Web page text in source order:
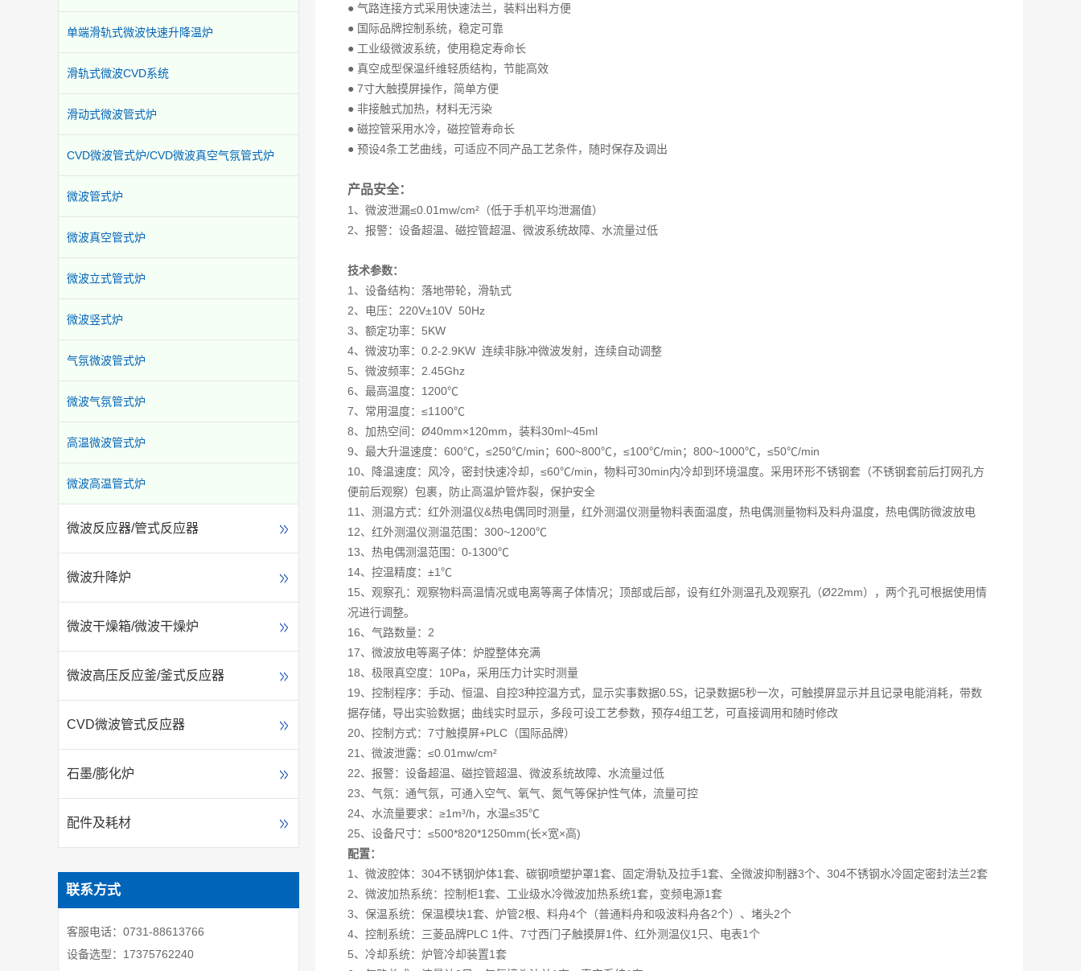
单端滑轨式微波快速升降温炉
滑轨式微波CVD系统
滑动式微波管式炉
CVD微波管式炉/CVD微波真空气氛管式炉
微波管式炉
微波真空管式炉
微波立式管式炉
微波竖式炉
气氛微波管式炉
微波气氛管式炉
高温微波管式炉
微波高温管式炉
微波反应器/管式反应器
微波升降炉
微波干燥箱/微波干燥炉
微波高压反应釜/釜式反应器
CVD微波管式反应器
石墨/膨化炉
配件及耗材
联系方式
客服电话：0731-88613766
设备选型：17375762240
● 气路连接方式采用快速法兰，装料出料方便
● 国际品牌控制系统，稳定可靠
● 工业级微波系统，使用稳定寿命长
● 真空成型保温纤维轻质结构，节能高效
● 7寸大触摸屏操作，简单方便
● 非接触式加热，材料无污染
● 磁控管采用水冷，磁控管寿命长
● 预设4条工艺曲线，可适应不同产品工艺条件，随时保存及调出
产品安全：
1、微波泄漏≤0.01mw/cm²（低于手机平均泄漏值）
2、报警：设备超温、磁控管超温、微波系统故障、水流量过低
技术参数：
1、设备结构：落地带轮，滑轨式
2、电压：220V±10V 50Hz
3、额定功率：5KW
4、微波功率：0.2-2.9KW 连续非脉冲微波发射，连续自动调整
5、微波频率：2.45Ghz
6、最高温度：1200℃
7、常用温度：≤1100℃
8、加热空间：Ø40mm×120mm，装料30ml~45ml
9、最大升温速度：600℃，≤250℃/min；600~800℃，≤100℃/min；800~1000℃，≤50℃/min
10、降温速度：风冷，密封快速冷却，≤60℃/min，物料可30min内冷却到环境温度。采用环形不锈钢套（不锈钢套前后打网孔方
便前后观察）包裹，防止高温炉管炸裂，保护安全
11、测温方式：红外测温仪&热电偶同时测量，红外测温仪测量物料表面温度，热电偶测量物料及料舟温度，热电偶防微波放电
12、红外测温仪测温范围：300~1200℃
13、热电偶测温范围：0-1300℃
14、控温精度：±1℃
15、观察孔：观察物料高温情况或电离等离子体情况；顶部或后部，设有红外测温孔及观察孔（Ø22mm），两个孔可根据使用情
况进行调整。
16、气路数量：2
17、微波放电等离子体：炉膛整体充满
18、极限真空度：10Pa，采用压力计实时测量
19、控制程序：手动、恒温、自控3种控温方式，显示实事数据0.5S，记录数据5秒一次，可触摸屏显示并且记录电能消耗，带数
据存储，导出实验数据；曲线实时显示，多段可设工艺参数，预存4组工艺，可直接调用和随时修改
20、控制方式：7寸触摸屏+PLC（国际品牌）
21、微波泄露：≤0.01mw/cm²
22、报警：设备超温、磁控管超温、微波系统故障、水流量过低
23、气氛：通气氛，可通入空气、氧气、氮气等保护性气体，流量可控
24、水流量要求：≥1m³/h，水温≤35℃
25、设备尺寸：≤500*820*1250mm(长×宽×高)
配置：
1、微波腔体：304不锈钢炉体1套、碳钢喷塑护罩1套、固定滑轨及拉手1套、全微波抑制器3个、304不锈钢水冷固定密封法兰2套
2、微波加热系统：控制柜1套、工业级水冷微波加热系统1套，变频电源1套
3、保温系统：保温模块1套、炉管2根、料舟4个（普通料舟和吸波料舟各2个）、堵头2个
4、控制系统：三菱品牌PLC 1件、7寸西门子触摸屏1件、红外测温仪1只、电表1个
5、冷却系统：炉管冷却装置1套